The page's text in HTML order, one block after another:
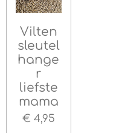
Vilten
sleutel
hange
r
liefste
mama
€ 4,95